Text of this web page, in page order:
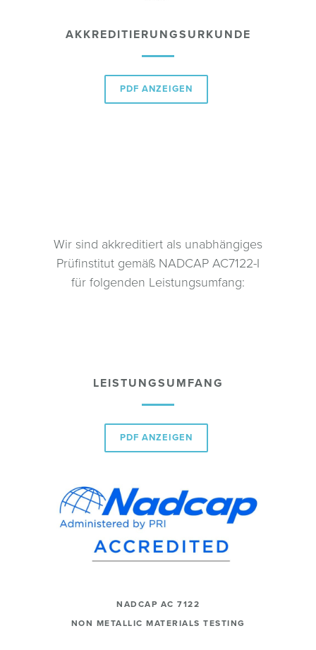
AKKREDITIERUNGSURKUNDE
PDF ANZEIGEN
Wir sind akkreditiert als unabhängiges
Prüfinstitut gemäß NADCAP AC7122-I
für folgenden Leistungsumfang:
LEISTUNGSUMFANG
PDF ANZEIGEN
NADCAP AC 7122
NON METALLIC MATERIALS TESTING